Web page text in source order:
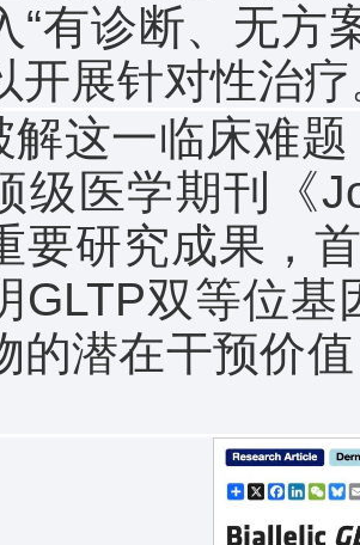
“有诊断、无
开展针对性治
解这一临床难
级医学期刊《
要研究成果，
GLTP双等位
的潜在干预价